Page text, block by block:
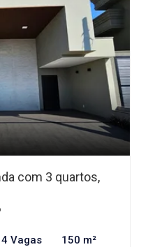
com 3 quartos,
4 Vagas 150 m²